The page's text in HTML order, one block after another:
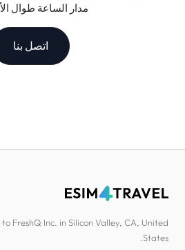
مدار الساعة طوال
اتصل بنا
FreshQ Inc. in Silicon Valley, CA, United
States.